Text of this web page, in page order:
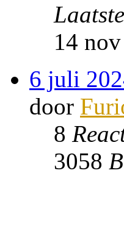
14
6 juli
door
8
3058